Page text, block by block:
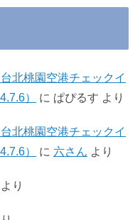
桃園空港チェックイ
）
に ぱぴるす より
桃園空港チェックイ
）
に 六さん より
より